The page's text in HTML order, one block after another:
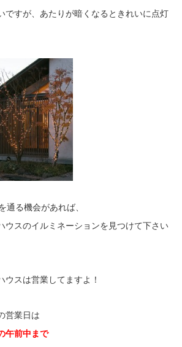
ですが、あたりが暗くなるときれいに点灯
通る機会があれば、
ウスのイルミネーションを見つけて下さい
ウスは営業してますよ！
営業日は
午前中まで